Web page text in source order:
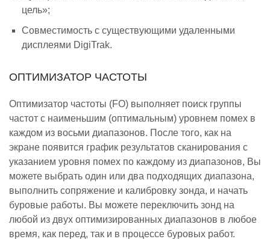
цель»;
Совместимость с существующими удаленными
дисплеями DigiTrak.
ОПТИМИЗАТОР ЧАСТОТЫ
Оптимизатор частоты (FO) выполняет поиск группы
частот с наименьшим (оптимальным) уровнем помех в
каждом из восьми диапазонов. После того, как на
экране появится график результатов сканирования с
указанием уровня помех по каждому из диапазонов, Вы
можете выбрать один или два подходящих диапазона,
выполнить сопряжение и калибровку зонда, и начать
буровые работы. Вы можете переключить зонд на
любой из двух оптимизированных диапазонов в любое
время, как перед, так и в процессе буровых работ.